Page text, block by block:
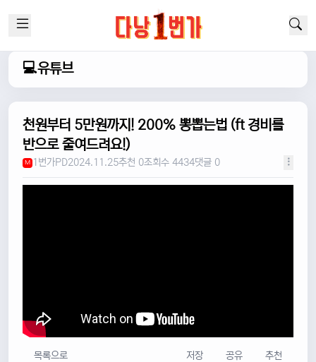
💻유튜브
천원부터 5만원까지! 200% 뽕뽑는법 (ft 경비를
반으로 줄여드려요!)
M 1번가PD2024.11.25추천 0조회수 4434댓글 0
목록으로 저장 공유 추천